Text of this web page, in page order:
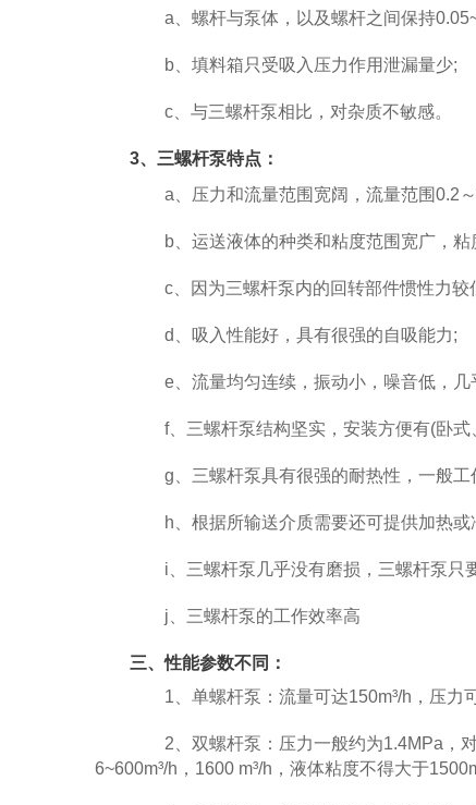
a、螺杆与泵体，以及螺杆之间保持
b、填料箱只受吸入压力作用泄漏量少;
c、与三螺杆泵相比，对杂质不敏感。
3、三螺杆泵特点：
a、压力和流量范围宽阔，流量范围0.2～
b、运送液体的种类和粘度范围宽广，粘
c、因为三螺杆泵内的回转部件惯性力较
d、吸入性能好，具有很强的自吸能力;
e、流量均匀连续，振动小，噪音低，几
f、三螺杆泵结构坚实，安装方便有(卧式
g、三螺杆泵具有很强的耐热性，一般工
h、根据所输送介质需要还可提供加热或
i、三螺杆泵几乎没有磨损，三螺杆泵只要
j、三螺杆泵的工作效率高
三、性能参数不同：
1、单螺杆泵：流量可达150m³/h，压力可
2、双螺杆泵：压力一般约为1.4MPa，对
6~600m³/h，1600 m³/h，液体粘度不得大于